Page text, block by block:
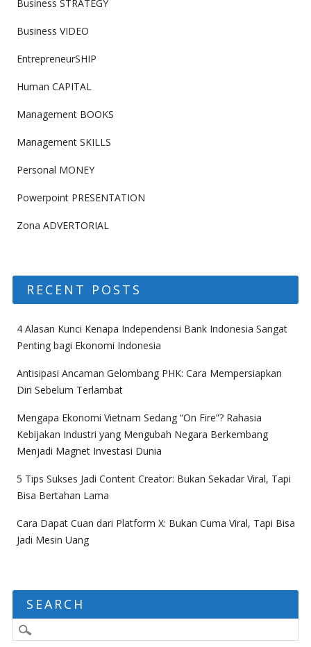
Business STRATEGY
Business VIDEO
EntrepreneurSHIP
Human CAPITAL
Management BOOKS
Management SKILLS
Personal MONEY
Powerpoint PRESENTATION
Zona ADVERTORIAL
RECENT POSTS
4 Alasan Kunci Kenapa Independensi Bank Indonesia Sangat
Penting bagi Ekonomi Indonesia
Antisipasi Ancaman Gelombang PHK: Cara Mempersiapkan
Diri Sebelum Terlambat
Mengapa Ekonomi Vietnam Sedang “On Fire”? Rahasia
Kebijakan Industri yang Mengubah Negara Berkembang
Menjadi Magnet Investasi Dunia
5 Tips Sukses Jadi Content Creator: Bukan Sekadar Viral, Tapi
Bisa Bertahan Lama
Cara Dapat Cuan dari Platform X: Bukan Cuma Viral, Tapi Bisa
Jadi Mesin Uang
SEARCH